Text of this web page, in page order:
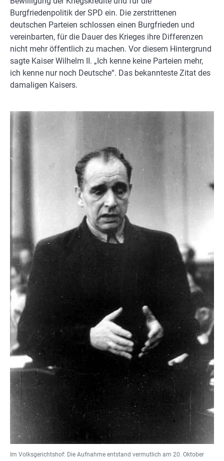
Burgfriedenpolitik der SPD ein. Die zerstrittenen
deutschen Parteien schlossen einen Burgfrieden und
vereinbarten, für die Dauer des Krieges ihre Differenzen
nicht mehr öffentlich zu machen. Vor diesem Hintergrund
sagte Kaiser Wilhelm II. „Ich kenne keine Parteien mehr,
ich kenne nur noch Deutsche“. Das bekannteste Zitat des
damaligen Kaisers.
Im Volksgerichtshof: Die Aufnahme entstand vermutlich am 20. Oktober